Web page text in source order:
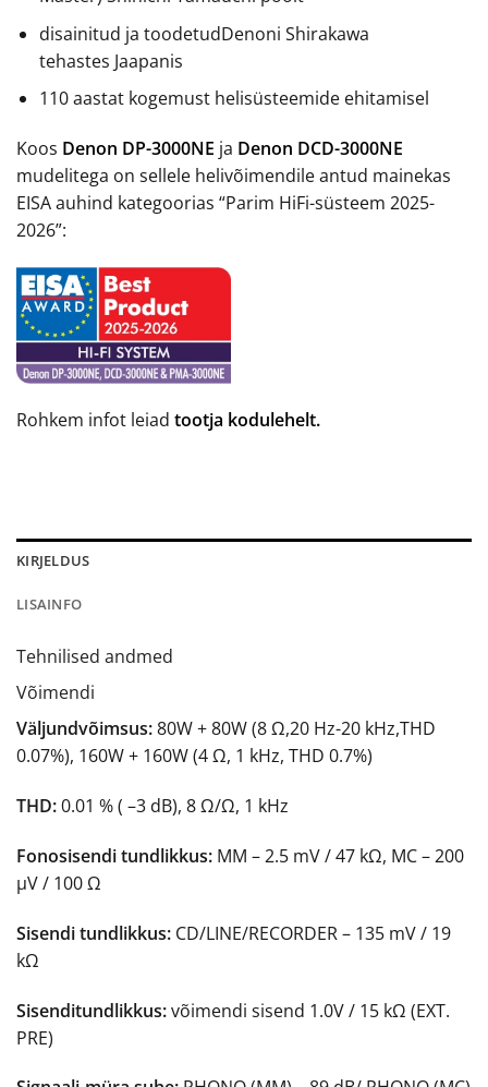
disainitud ja toodetudDenoni Shirakawa
tehastes Jaapanis
110 aastat kogemust helisüsteemide ehitamisel
Koos Denon DP-3000NE ja Denon DCD-3000NE
mudelitega on sellele helivõimendile antud mainekas
EISA auhind kategoorias “Parim HiFi-süsteem 2025-
2026”:
Rohkem infot leiad tootja kodulehelt.
KIRJELDUS
LISAINFO
Tehnilised andmed
Võimendi
Väljundvõimsus:80W + 80W (8 Ω,20 Hz-20 kHz,THD
0.07%), 160W + 160W (4 Ω, 1 kHz, THD 0.7%)
THD:0.01 % ( –3 dB), 8 Ω/Ω, 1 kHz
Fonosisendi tundlikkus: MM – 2.5 mV / 47 kΩ, MC – 200
μV / 100 Ω
Sisendi tundlikkus: CD/LINE/RECORDER – 135 mV / 19
kΩ
Sisenditundlikkus:võimendi sisend 1.0V / 15 kΩ (EXT.
PRE)